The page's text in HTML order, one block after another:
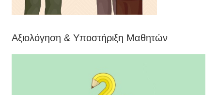
Αξιολόγηση & Υποστήριξη Μαθητών